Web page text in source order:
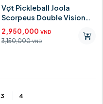
Vợt Pickleball Joola
Scorpeus Double Vision
Red
2,950,000 VND
3,150,000 VND
3 4